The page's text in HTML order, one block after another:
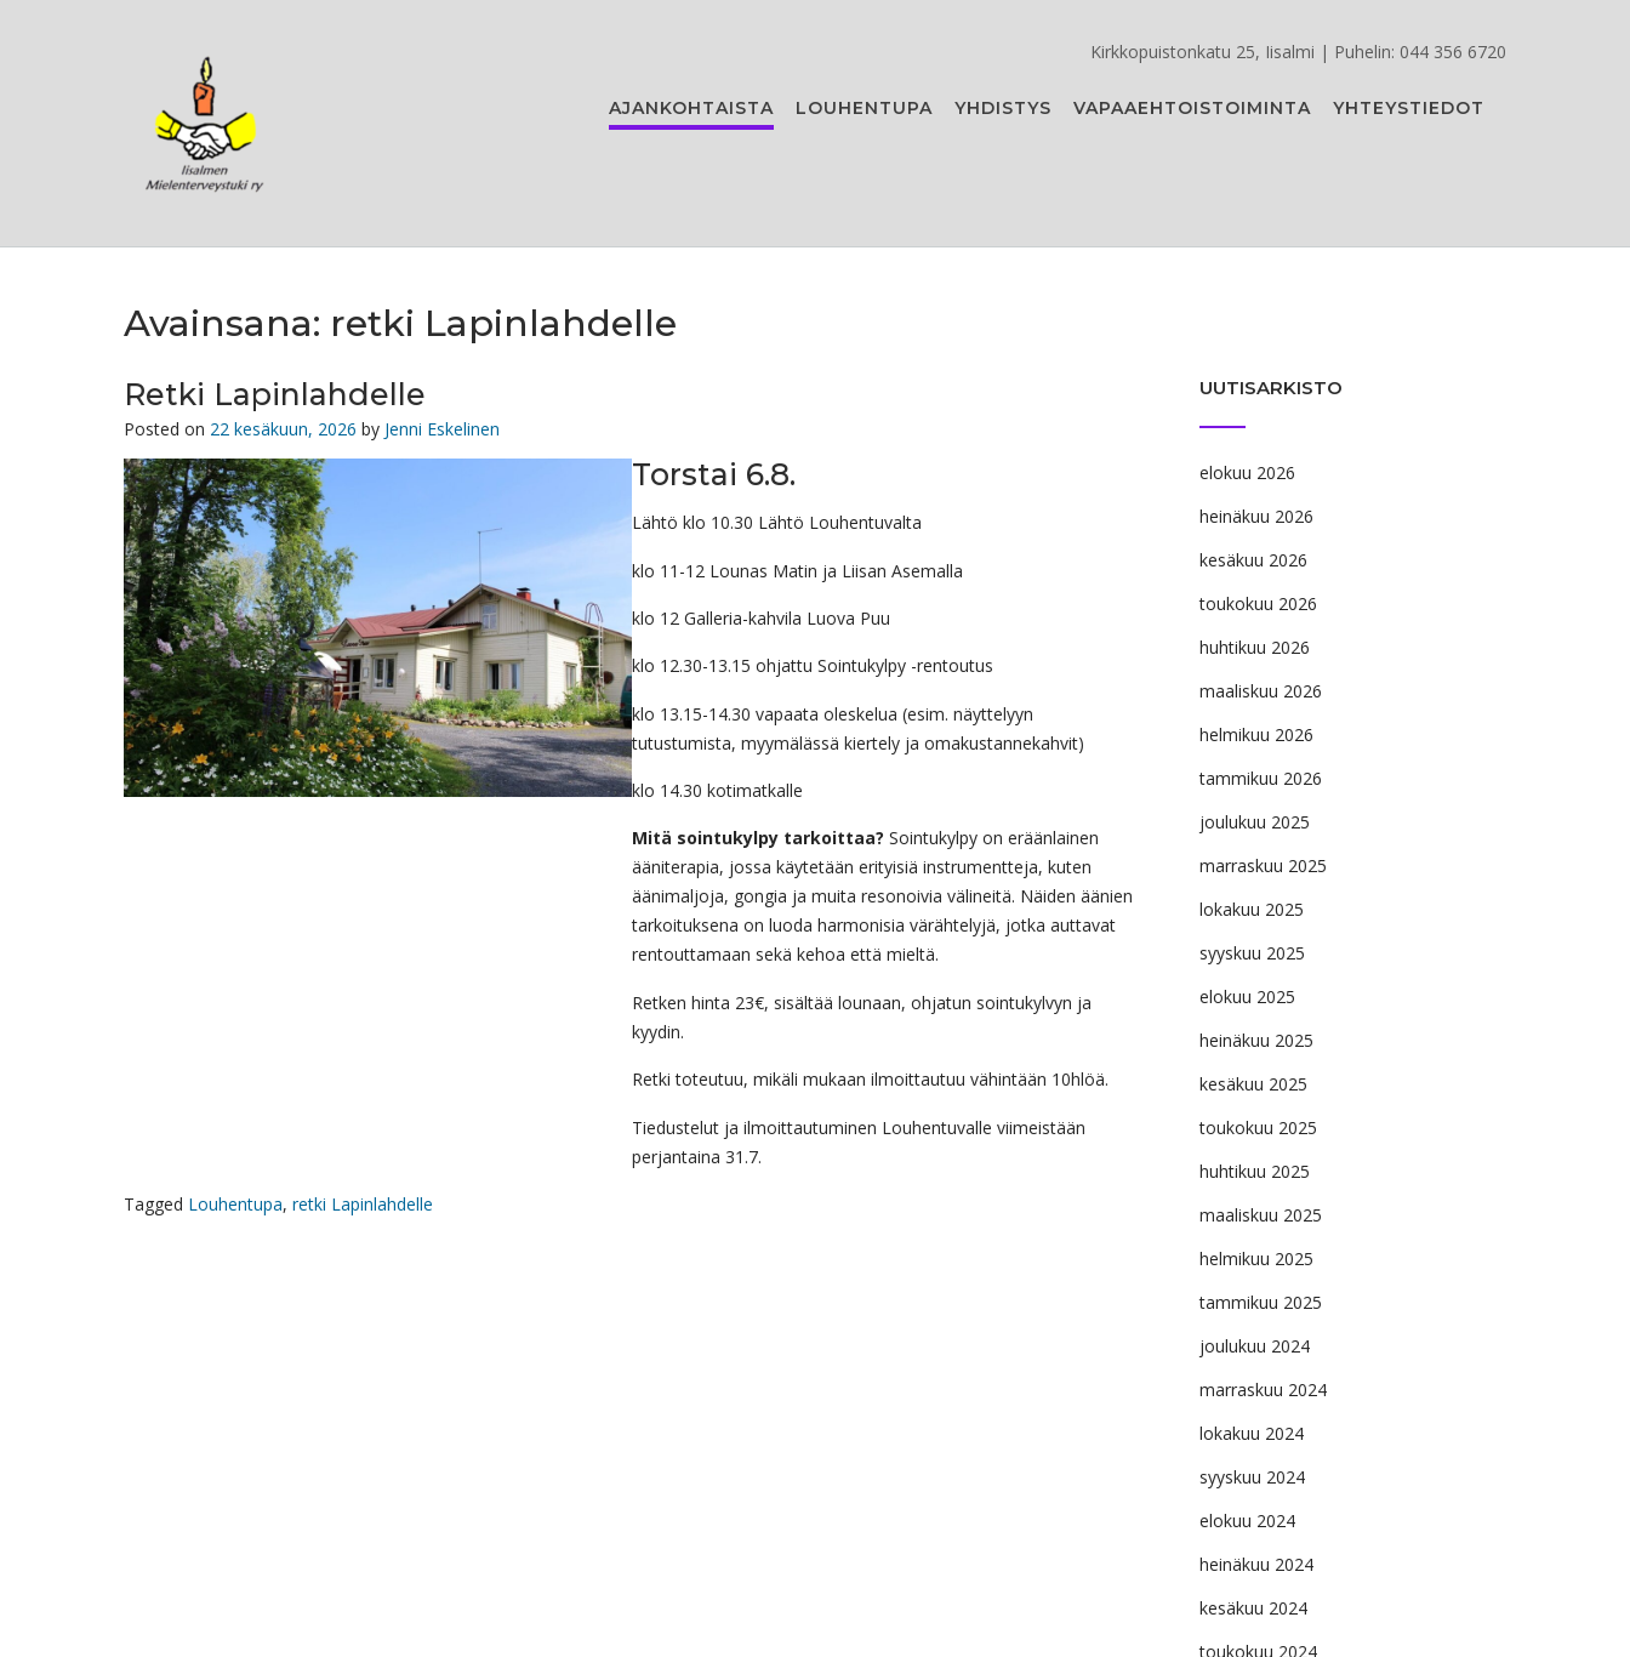
Kirkkopuistonkatu 25, Iisalmi | Puhelin: 044 356 6720
AJANKOHTAISTA LOUHENTUPA YHDISTYS VAPAAEHTOISTOIMINTA YHTEYSTIEDOT
Avainsana: retki Lapinlahdelle
Retki Lapinlahdelle
Posted on 22 kesäkuun, 2026 by Jenni Eskelinen
Torstai 6.8.
Lähtö klo 10.30 Lähtö Louhentuvalta
klo 11-12 Lounas Matin ja Liisan Asemalla
klo 12 Galleria-kahvila Luova Puu
klo 12.30-13.15 ohjattu Sointukylpy -rentoutus
klo 13.15-14.30 vapaata oleskelua (esim. näyttelyyn
tutustumista, myymälässä kiertely ja omakustannekahvit)
klo 14.30 kotimatkalle
Mitä sointukylpy tarkoittaa? Sointukylpy on eräänlainen
ääniterapia, jossa käytetään erityisiä instrumentteja, kuten
äänimaljoja, gongia ja muita resonoivia välineitä. Näiden äänien
tarkoituksena on luoda harmonisia värähtelyjä, jotka auttavat
rentouttamaan sekä kehoa että mieltä.
Retken hinta 23€, sisältää lounaan, ohjatun sointukylvyn ja
kyydin.
Retki toteutuu, mikäli mukaan ilmoittautuu vähintään 10hlöä.
Tiedustelut ja ilmoittautuminen Louhentuvalle viimeistään
perjantaina 31.7.
Tagged Louhentupa, retki Lapinlahdelle
UUTISARKISTO
elokuu 2026
heinäkuu 2026
kesäkuu 2026
toukokuu 2026
huhtikuu 2026
maaliskuu 2026
helmikuu 2026
tammikuu 2026
joulukuu 2025
marraskuu 2025
lokakuu 2025
syyskuu 2025
elokuu 2025
heinäkuu 2025
kesäkuu 2025
toukokuu 2025
huhtikuu 2025
maaliskuu 2025
helmikuu 2025
tammikuu 2025
joulukuu 2024
marraskuu 2024
lokakuu 2024
syyskuu 2024
elokuu 2024
heinäkuu 2024
kesäkuu 2024
toukokuu 2024